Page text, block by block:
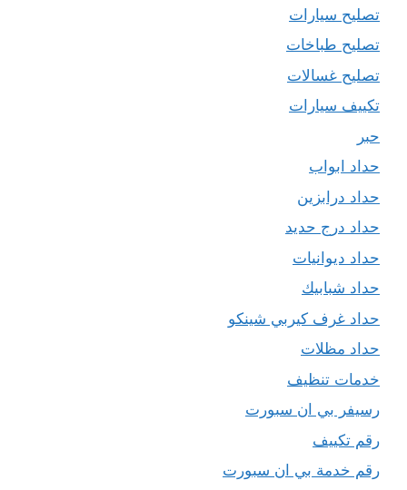
تصليح سيارات
تصليح طباخات
تصليح غسالات
تكييف سيارات
حبر
حداد ابواب
حداد درابزين
حداد درج حديد
حداد ديوانيات
حداد شبابيك
حداد غرف كيربي شينكو
حداد مظلات
خدمات تنظيف
رسيفر بي ان سبورت
رقم تكييف
رقم خدمة بي ان سبورت